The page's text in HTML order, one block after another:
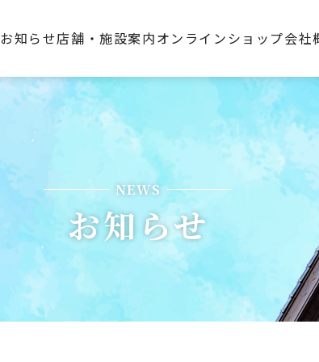
お知らせ店舗・施設案内オンラインショップ会社
NEWS
お知らせ